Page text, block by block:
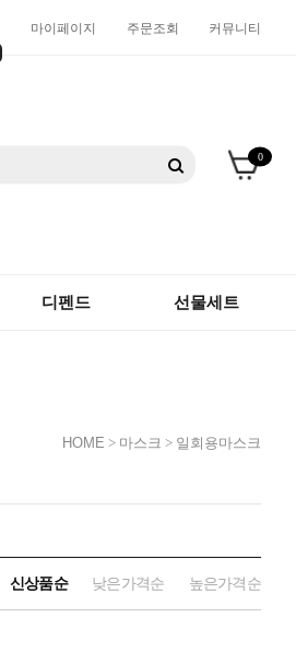
마이페이지 주문조회 커뮤니티
0
디펜드 선물세트
HOME > 마스크 > 일회용마스크
신상품순 낮은가격순 높은가격순